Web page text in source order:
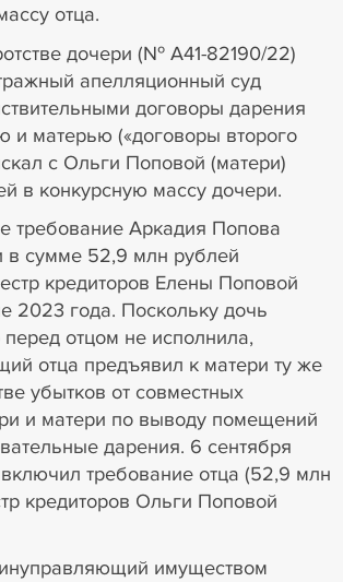
отца.
дочери (№ А41-82190/22)
апелляционный суд
договоры дарения
и матерью («договоры второго
с Ольги Поповой (матери)
в конкурсную массу дочери.
требование Аркадия Попова
в сумме 52,9 млн рублей
кредиторов Елены Поповой
2023 года. Поскольку дочь
перед отцом не исполнила,
отца предъявил к матери ту же
убытков от совместных
и матери по выводу помещений
дарения. 6 сентября
требование отца (52,9 млн
кредиторов Ольги Поповой
имуществом